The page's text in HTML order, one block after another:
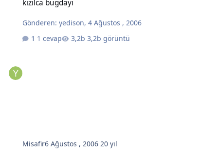
kızılca bugdayı
Gönderen:yedison,4 Ağustos , 2006
1 cevap
3,2b görüntü
Misafir6 Ağustos , 2006 20 yıl